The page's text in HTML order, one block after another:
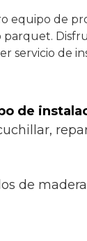
equipo de
servicio de
de
de